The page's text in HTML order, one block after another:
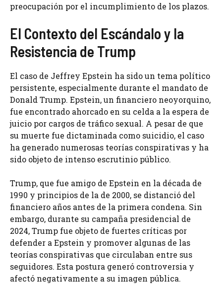
preocupación por el incumplimiento de los plazos.
El Contexto del Escándalo y la
Resistencia de Trump
El caso de Jeffrey Epstein ha sido un tema político
persistente, especialmente durante el mandato de
Donald Trump. Epstein, un financiero neoyorquino,
fue encontrado ahorcado en su celda a la espera de
juicio por cargos de tráfico sexual. A pesar de que
su muerte fue dictaminada como suicidio, el caso
ha generado numerosas teorías conspirativas y ha
sido objeto de intenso escrutinio público.
Trump, que fue amigo de Epstein en la década de
1990 y principios de la de 2000, se distanció del
financiero años antes de la primera condena. Sin
embargo, durante su campaña presidencial de
2024, Trump fue objeto de fuertes críticas por
defender a Epstein y promover algunas de las
teorías conspirativas que circulaban entre sus
seguidores. Esta postura generó controversia y
afectó negativamente a su imagen pública.